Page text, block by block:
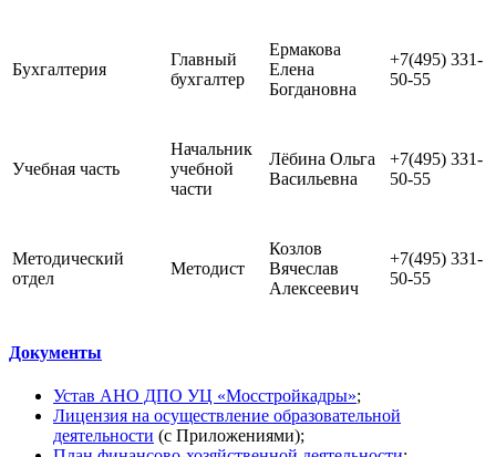
Бухгалтерия
Главный
бухгалтер
Ермакова
Елена
Богдановна
+7(495) 331-
50-55
Учебная часть
Начальник
учебной
части
Лёбина Ольга
Васильевна
+7(495) 331-
50-55
Методический
отдел
Методист
Козлов
Вячеслав
Алексеевич
+7(495) 331-
50-55
Документы
Устав АНО ДПО УЦ «Мосстройкадры»;
Лицензия на осуществление образовательной
деятельности (с Приложениями);